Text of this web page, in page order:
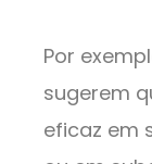
Por
sugerem
eficaz em